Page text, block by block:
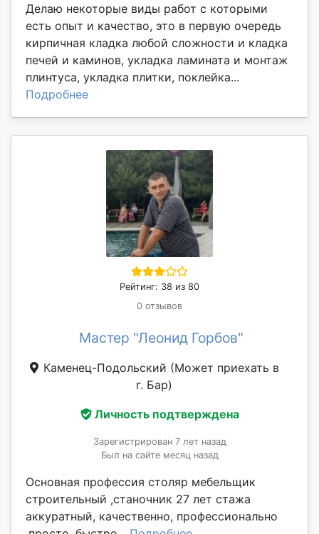
Делаю некоторые виды работ с которыми
есть опыт и качество, это в первую очередь
кирпичная кладка любой сложности и кладка
печей и каминов, укладка ламината и монтаж
плинтуса, укладка плитки, поклейка...
Подробнее
Рейтинг: 38 из 80
0 отзывов
Мастер "Леонид Горбов"
Каменец-Подольский (Может приехать в
г. Бар)
Личность подтверждена
Зарегистрирован 7 лет назад
Был на сайте месяц назад
Основная профессия столяр мебельщик
строительный ,станочник 27 лет стажа
аккуратный, качественно, профессионально